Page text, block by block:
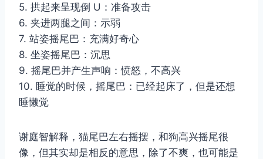
5. 拱起来呈现倒 U：准备攻击
6. 夹进两腿之间：示弱
7. 站姿摇尾巴：充满好奇心
8. 坐姿摇尾巴：沉思
9. 摇尾巴并产生声响：愤怒，不高兴
10. 睡觉的时候，摇尾巴：已经起床了，但是还想
睡懒觉
谢庭智解释，猫尾巴左右摇摆，和狗高兴摇尾很
像，但其实却是相反的意思，除了不爽，也可能是